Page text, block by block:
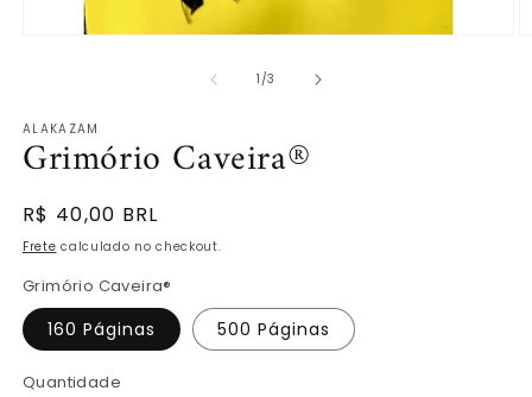
modal
1/de
3
ALAKAZAM
Grimório Caveira®
Preço
normal
R$ 40,00 BRL
Frete calculado no checkout.
Grimório Caveira®
160 Páginas 500 Páginas
Quantidade